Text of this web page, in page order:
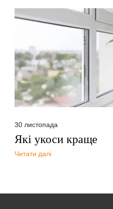
30 листопада
Які укоси краще
Читати далі